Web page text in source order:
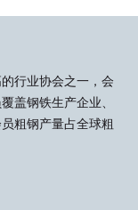
行业协会之一，会
盖钢铁生产企业、
粗钢产量占全球粗